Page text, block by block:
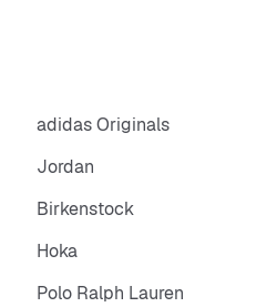
adidas Originals
Jordan
Birkenstock
Hoka
Polo Ralph Lauren